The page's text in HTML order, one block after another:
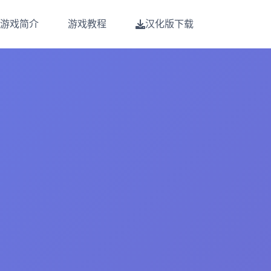
游戏简介 游戏教程 汉化版下载